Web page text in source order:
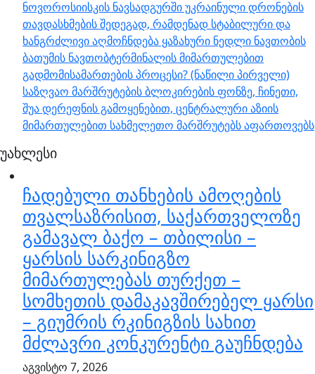
ნოვოროსიისკის ნავსადგურში უკრაინული დრონების
თავდასხმების შედეგად, რამდენად სტაბილური და
ხანგრძლივი აღმოჩნდება ყაზახური ნედლი ნავთობის
ბათუმის ნავთობტერმინალის მიმართულებით
გადმომისამართების პროცესი? (ნაწილი პირველი)
საზღვაო მარშრუტების ბლოკირების ფონზე, ჩინეთი,
შუა დერეფნის გამოყენებით, ცენტრალური აზიის
მიმართულებით სახმელეთო მარშრუტებს აფართოვებს
უახლესი
ჩადებული თანხების ამოღების
თვალსაზრისით, საქართველოზე
გამავალ ბაქო – თბილისი –
ყარსის სარკინიგზო
მიმართულებას თურქეთ –
სომხეთის დამაკავშირებელ ყარსი
– გიუმრის რკინიგზის სახით
მძლავრი კონკურენტი გაუჩნდება
აგვისტო 7, 2026